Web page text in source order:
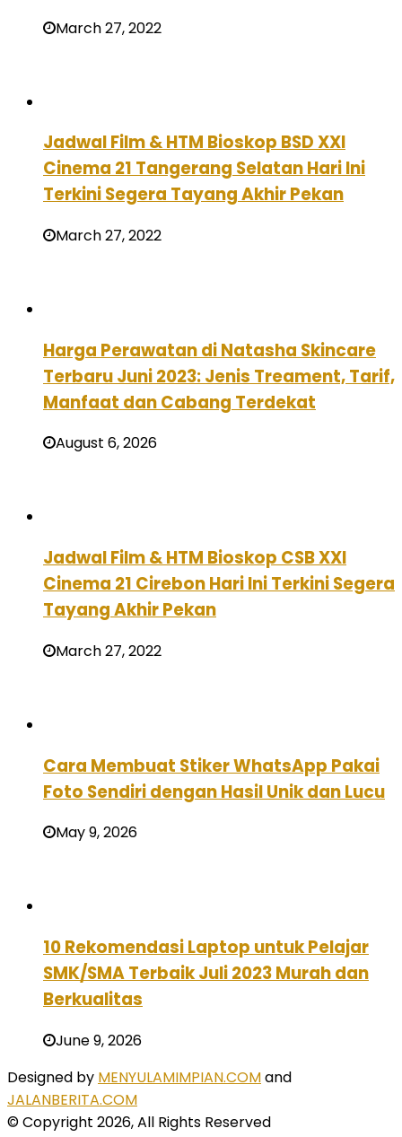
March 27, 2022
Jadwal Film & HTM Bioskop BSD XXI
Cinema 21 Tangerang Selatan Hari Ini
Terkini Segera Tayang Akhir Pekan
March 27, 2022
Harga Perawatan di Natasha Skincare
Terbaru Juni 2023: Jenis Treament, Tarif,
Manfaat dan Cabang Terdekat
August 6, 2026
Jadwal Film & HTM Bioskop CSB XXI
Cinema 21 Cirebon Hari Ini Terkini Segera
Tayang Akhir Pekan
March 27, 2022
Cara Membuat Stiker WhatsApp Pakai
Foto Sendiri dengan Hasil Unik dan Lucu
May 9, 2026
10 Rekomendasi Laptop untuk Pelajar
SMK/SMA Terbaik Juli 2023 Murah dan
Berkualitas
June 9, 2026
Designed by MENYULAMIMPIAN.COMand
JALANBERITA.COM
© Copyright 2026, All Rights Reserved